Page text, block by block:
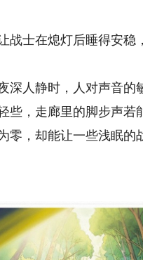
士在熄灯后睡得安稳
人静时，人对声音的
些，走廊里的脚步声若
零，却能让一些浅眠的